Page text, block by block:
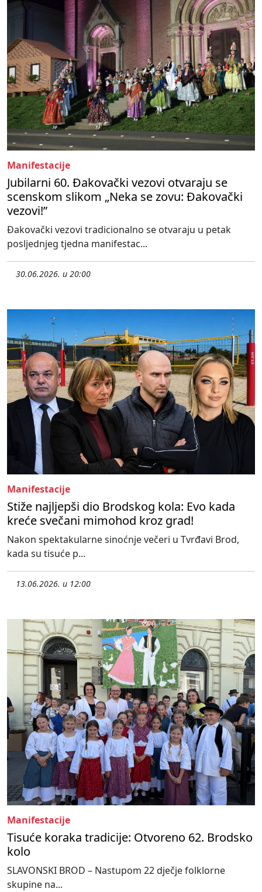
Manifestacije
Jubilarni 60. Đakovački vezovi otvaraju se
scenskom slikom „Neka se zovu: Đakovački
vezovi!”
Đakovački vezovi tradicionalno se otvaraju u petak
posljednjeg tjedna manifestac...
30.06.2026. u 20:00
Manifestacije
Stiže najljepši dio Brodskog kola: Evo kada
kreće svečani mimohod kroz grad!
Nakon spektakularne sinoćnje večeri u Tvrđavi Brod,
kada su tisuće p...
13.06.2026. u 12:00
Manifestacije
Tisuće koraka tradicije: Otvoreno 62. Brodsko
kolo
SLAVONSKI BROD – Nastupom 22 dječje folklorne
skupine na...